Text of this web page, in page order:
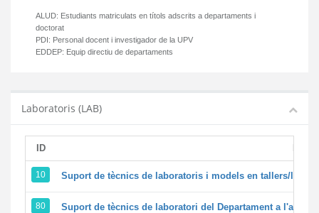
ALUD: Estudiants matriculats en títols adscrits a departaments i
doctorat
PDI: Personal docent i investigador de la UPV
EDDEP: Equip directiu de departaments
Laboratoris (LAB)
ID
10 Suport de tècnics de laboratoris i models en tallers/
80 Suport de tècnics de laboratori del Departament a